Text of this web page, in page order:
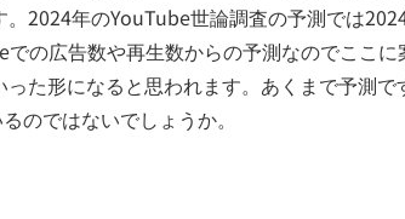
2024年のYouTube世論調査の予測では
の広告数や再生数からの予測なのでここに
た形になると思われます。あくまで予測で
のではないでしょうか。